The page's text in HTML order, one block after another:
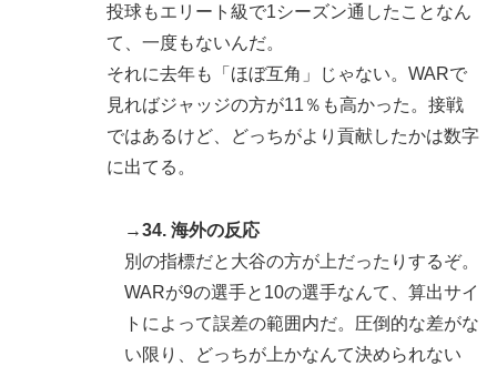
投球もエリート級で1シーズン通したことなん
て、一度もないんだ。
それに去年も「ほぼ互角」じゃない。WARで
見ればジャッジの方が11％も高かった。接戦
ではあるけど、どっちがより貢献したかは数字
に出てる。
→34. 海外の反応
別の指標だと大谷の方が上だったりするぞ。
WARが9の選手と10の選手なんて、算出サイ
トによって誤差の範囲内だ。圧倒的な差がな
い限り、どっちが上かなんて決められない